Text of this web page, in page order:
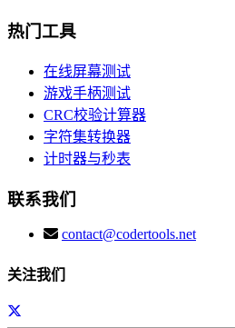
热门工具
在线屏幕测试
游戏手柄测试
CRC校验计算器
字符集转换器
计时器与秒表
联系我们
contact@codertools.net
关注我们